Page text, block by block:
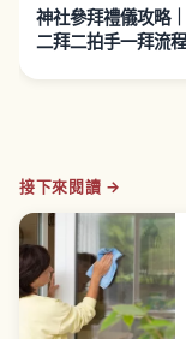
神社參拜禮儀攻略
二拜二拍手一拜流
接下來閱讀 →